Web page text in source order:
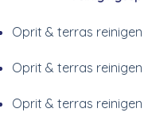
Oprit & terras reinigen
Oprit & terras
Oprit & terras